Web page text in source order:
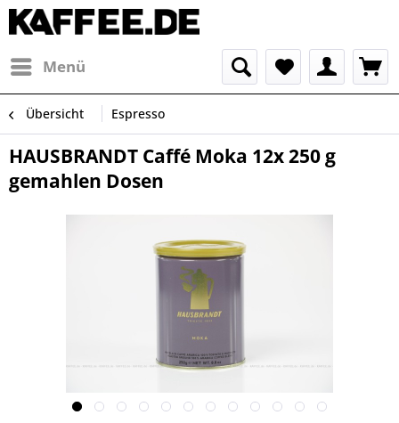
Menü
Übersicht Espresso
HAUSBRANDT Caffé Moka 12x 250 g
gemahlen Dosen